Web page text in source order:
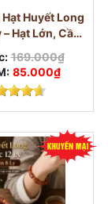
thơm, phù
màu gỗ tự
Huyết Long
Hạt Lớn, Cầm
Tay
169.000₫
85.000₫